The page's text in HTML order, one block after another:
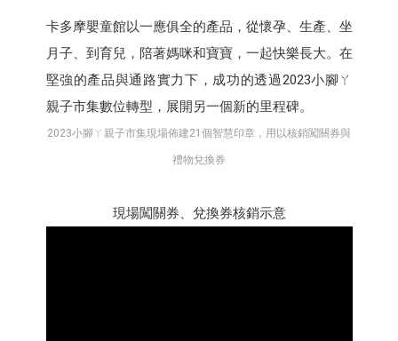
卡多摩嬰童館以一應俱全的產品，從懷孕、生產、坐
月子、到育兒，陪著媽咪和寶寶，一起快樂長大。在
堅強的產品與通路實力下，成功的透過2023小腳ㄚ
親子市集數位轉型，展開另一個新的里程碑。
2023小腳ㄚ親子市集現場佈建21個智慧印章，用以核銷闖關券與
禮物兌換券
現場闖關券、兌換券核銷示意